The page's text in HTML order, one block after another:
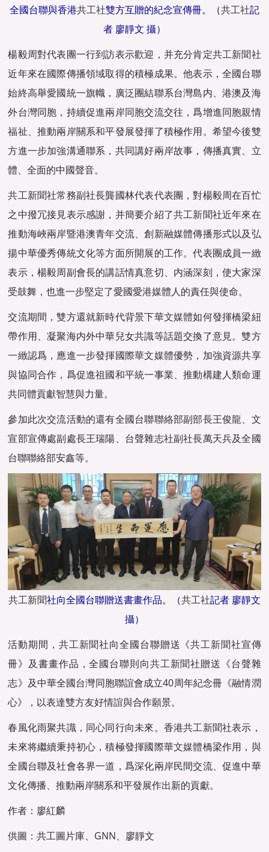
全國台聯與香港共工社雙方互贈的紀念宣傳冊。（共工社記
者 廖靜文 攝）
楊毅周對代表團一行到訪表示歡迎，并充分肯定共工新聞社
近年來在國際傳播領域取得的積極成果。他表示，全國台聯
始終高舉愛國統一旗幟，廣泛團結聯系台灣島内、港澳及海
外台灣同胞，持續促進兩岸同胞交流交往，爲增進同胞親情
福祉、推動兩岸關系和平發展發揮了積極作用。希望今後雙
方進一步加強溝通聯系，共同講好兩岸故事，傳播真實、立
體、全面的中國聲音。
共工新聞社常務副社長龔國林代表代表團，對楊毅周在百忙
之中撥冗接見表示感謝，并簡要介紹了共工新聞社近年來在
推動海峽兩岸暨港澳青年交流、創新融媒體傳播形式以及弘
揚中華優秀傳統文化等方面所開展的工作。代表團成員一緻
表示，楊毅周副會長的講話情真意切、内涵深刻，使大家深
受鼓舞，也進一步堅定了愛國愛港媒體人的責任與使命。
交流期間，雙方還就新時代背景下華文媒體如何發揮橋梁紐
帶作用、凝聚海内外中華兒女共識等話題交換了意見。雙方
一緻認爲，應進一步發揮國際華文媒體優勢，加強資源共享
與協同合作，爲促進祖國和平統一事業、推動構建人類命運
共同體貢獻智慧與力量。
參加此次交流活動的還有全國台聯聯絡部副部長王俊龍、文
宣部宣傳處副處長王瑞陽、台聲雜志社副社長萬天兵及全國
台聯聯絡部安鑫等。
共工新聞社向全國台聯贈送書畫作品。（共工社記者 廖靜文
攝）
活動期間， 共工新聞社向全國台聯贈送《共工新聞社宣傳
冊》及書畫作品，全國台聯則向共工新聞社贈送《台聲雜
志》及中華全國台灣同胞聯誼會成立40周年紀念冊《融情潤
心》，以表達雙方友好情誼與合作願景。
春風化雨聚共識，同心同行向未來。香港共工新聞社表示，
未來将繼續秉持初心，積極發揮國際華文媒體橋梁作用，與
全國台聯及社會各界一道，爲深化兩岸民間交流、促進中華
文化傳播、推動兩岸關系和平發展作出新的貢獻。
作者：廖紅麟
供圖：共工圖片庫、GNN、廖靜文